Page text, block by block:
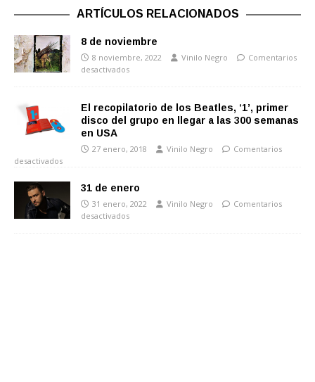
ARTÍCULOS RELACIONADOS
8 de noviembre
8 noviembre, 2022 Vinilo Negro
Comentarios
desactivados
El recopilatorio de los Beatles, ‘1’, primer
disco del grupo en llegar a las 300 semanas
en USA
27 enero, 2018 Vinilo Negro
Comentarios
desactivados
31 de enero
31 enero, 2022 Vinilo Negro
Comentarios
desactivados